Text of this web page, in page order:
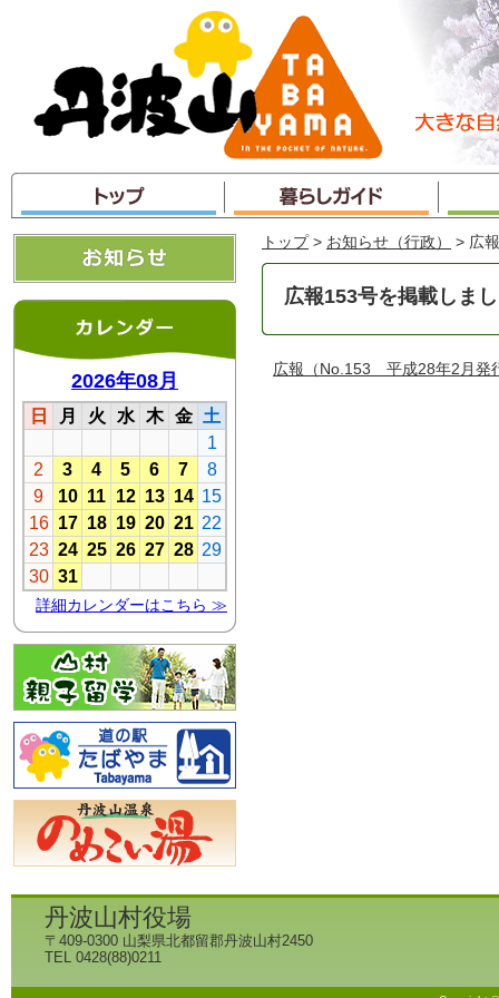
ャ
ン
プ
トップ > お知らせ（行政） > 広
広報153号を掲載しま
広報（No.153 平成28年2月発
丹波山村役場
〒409-0300 山梨県北都留郡丹波山村2450
TEL 0428(88)0211